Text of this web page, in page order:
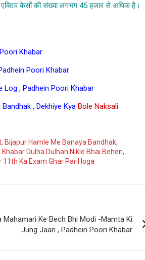
केसों की संख्या लगभग 45 हजार से अधिक है।
Khabar
Poori Khabar
Log , Padhein Poori Khabar
, Dekhiye Kya Bole Naksali
, Bijapur Hamle Me Banaya Bandhak,
Khabar Dulha Dulhan Nikle Bhai Behen,
11th Ka Exam Ghar Par Hoga
Mahamari Ke Bech Bhi Modi -Mamta Ki
Jung Jaari , Padhein Poori Khabar